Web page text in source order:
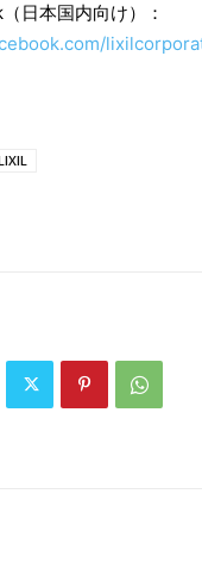
日本国内向け）：